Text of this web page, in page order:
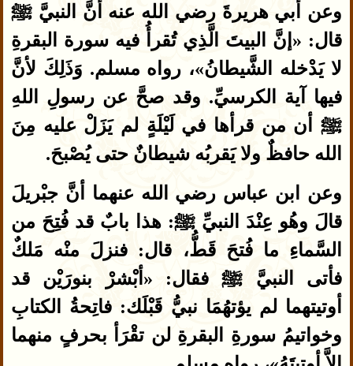
وعن أبي هريرةَ رضي الله عنه أنَّ النبيَّ ﷺ
قال: «إنَّ البيتَ الَّذِي تُقرأُ فيه سورة البقرةِ
لا يَدْخله الشَّيطانُ»، رواه مسلم. وَذَلِكَ لأنَّ
فيها آية الكرسيِّ. وقد صحَّ عن رسولِ اللهِ
ﷺ أن من قرأها في لَيْلَةٍ لم يَزَلْ عليه مِنَ
الله حافظٌ ولا يَقربُه شيطانٌ حتى يُصْبحَ.
وعن ابن عباس رضي الله عنهما أنَّ جبْريلَ
قالَ وهُو عِنْدَ النبيِّ ﷺ: هذا بابٌ قد فُتِحَ من
السَّماءِ ما فُتحَ قَطُّ، قال: فنزلَ منْه مَلكٌ
فأتى النبيَّ ﷺ فقال: «أبْشرْ بنورَيْن قد
أوتيتهما لم يؤتهُمَا نبيُّ قَبْلَك: فاتِحةُ الكتابِ
وخواتيمُ سورةِ البقرةِ لن تقْرَأ بحرفٍ منهما